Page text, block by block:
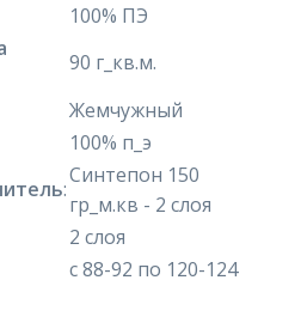
100% ПЭ
90 г_кв.м.
Жемчужный
100% п_э
:
Синтепон 150
гр_м.кв - 2 слоя
2 слоя
с 88-92 по 120-124